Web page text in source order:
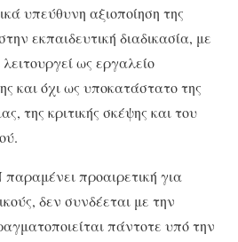
υπεύθυνη αξιοποίηση της
εκπαιδευτική διαδικασία, με
ως εργαλείο
και όχι ως υποκατάστατο της
της κριτικής σκέψης και του
προαιρετική για
δεν συνδέεται με την
πάντοτε υπό την